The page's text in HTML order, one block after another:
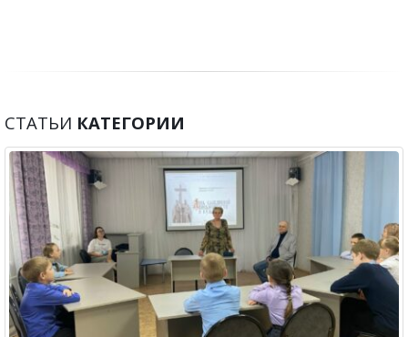
СТАТЬИ КАТЕГОРИИ